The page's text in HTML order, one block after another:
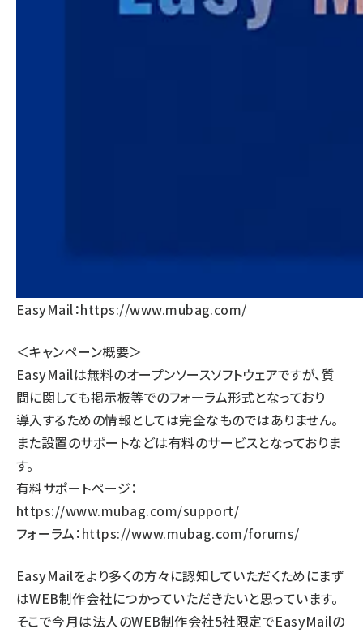
EasyMail：https://www.mubag.com/
＜キャンペーン概要＞
EasyMailは無料のオープンソースソフトウェアですが、質
問に関しても掲示板等でのフォーラム形式となっており
導入するための情報としては完全なものではありません。
また設置のサポートなどは有料のサービスとなっておりま
す。
有料サポートページ：
https://www.mubag.com/support/
フォーラム：https://www.mubag.com/forums/
EasyMailをより多くの方々に認知していただくためにまず
はWEB制作会社につかっていただきたいと思っています。
そこで今月は法人のWEB制作会社5社限定でEasyMailの